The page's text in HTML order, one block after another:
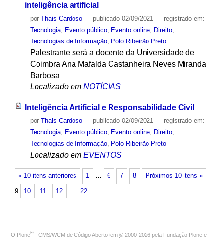
inteligência artificial
por Thais Cardoso — publicado02/09/2021 — registrado em:
Tecnologia, Evento público, Evento online, Direito,
Tecnologias de Informação, Polo Ribeirão Preto
Palestrante será a docente da Universidade de
Coimbra Ana Mafalda Castanheira Neves Miranda
Barbosa
Localizado em NOTÍCIAS
Inteligência Artificial e Responsabilidade Civil
por Thais Cardoso — publicado02/09/2021 — registrado em:
Tecnologia, Evento público, Evento online, Direito,
Tecnologias de Informação, Polo Ribeirão Preto
Localizado em EVENTOS
« 10 itens anteriores Próximos 10 itens »
1 … 6 7 8
9 10 11 12 … 22
O Plone® - CMS/WCM de Código Aberto tem © 2000-2026 pela Fundação Plone e